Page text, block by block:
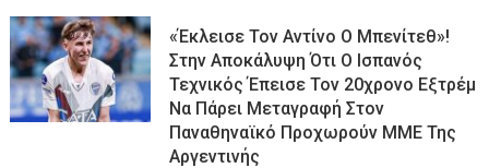
«Έκλεισε Τον Αντίνο Ο Μπενίτεθ»!
Στην Αποκάλυψη Ότι Ο Ισπανός
Τεχνικός Έπεισε Τον 20χρονο Εξτρέμ
Να Πάρει Μεταγραφή Στον
Παναθηναϊκό Προχωρούν ΜΜΕ Της
Αργεντινής